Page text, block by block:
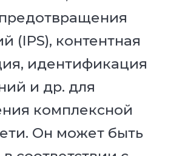
(IPS), контентная
идентификация
и др. для
комплексной
Он может быть